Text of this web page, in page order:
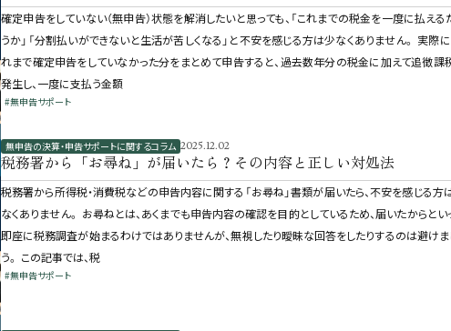
確定申告をしていない（無申告）状態を解消したいと思っても、「これまでの税金を一度に払える
うか」「分割払いができないと生活が苦しくなる」と不安を感じる方は少なくありません。 実際に
れまで確定申告をしていなかった分をまとめて申告すると、過去数年分の税金に加えて追徴課
発生し、一度に支払う金額
#無申告サポート
無申告の決算・申告サポートに関するコラム 2025.12.02
税務署から「お尋ね」が届いたら？その内容と正しい対処法
税務署から所得税・消費税などの申告内容に関する「お尋ね」書類が届いたら、不安を感じる方
なくありません。 お尋ねとは、あくまでも申告内容の確認を目的としているため、届いたからとい
即座に税務調査が始まるわけではありませんが、無視したり曖昧な回答をしたりするのは避けま
う。 この記事では、税
#無申告サポート